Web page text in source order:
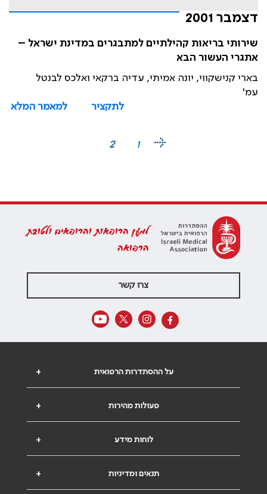
דצמבר 2001
שירותי בריאות קהילתיים למתבגרים במדינת ישראל –
אתגרי העשור הבא
בארי קנישקווי, יונה אמיתי, עדיה ברקאי ואלכס לבנטל
עמ'
לתקציר
למאמר המלא
1
2
למען הרופאות והרופאים ולטובת
הרפואה
צרו קשר
+ על ההסתדרות הרפואית
+ פעולות מהירות
+ לוחות מידע
+ תנאים ומדיניות